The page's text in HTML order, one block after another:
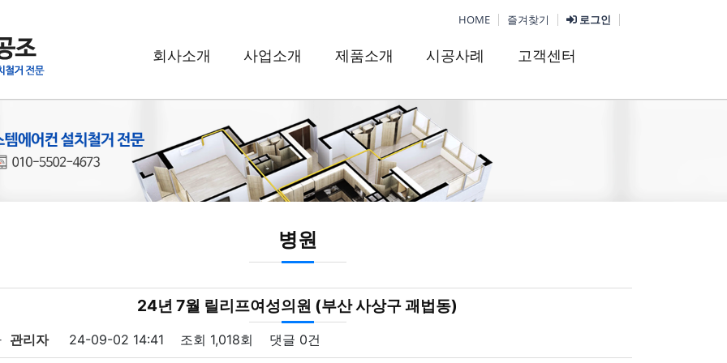
HOME 즐겨찾기 로그인
회사소개 사업소개 제품소개 시공사례 고객센터
병원
24년 7월 릴리프여성의원 (부산 사상구 괘법동)
관리자 24-09-02 14:41 조회 1,018회 댓글 0건